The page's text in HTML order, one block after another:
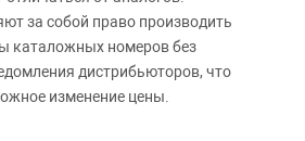
за собой право производить
каталожных номеров без
дистрибьюторов, что
изменение цены.